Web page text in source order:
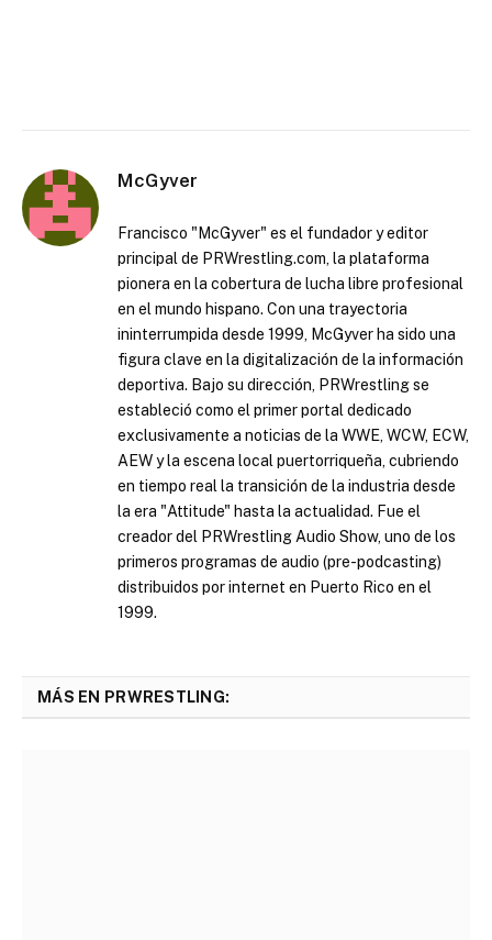
McGyver
Francisco "McGyver" es el fundador y editor
principal de PRWrestling.com, la plataforma
pionera en la cobertura de lucha libre profesional
en el mundo hispano. Con una trayectoria
ininterrumpida desde 1999, McGyver ha sido una
figura clave en la digitalización de la información
deportiva. Bajo su dirección, PRWrestling se
estableció como el primer portal dedicado
exclusivamente a noticias de la WWE, WCW, ECW,
AEW y la escena local puertorriqueña, cubriendo
en tiempo real la transición de la industria desde
la era "Attitude" hasta la actualidad. Fue el
creador del PRWrestling Audio Show, uno de los
primeros programas de audio (pre-podcasting)
distribuidos por internet en Puerto Rico en el
1999.
MÁS EN PRWRESTLING: